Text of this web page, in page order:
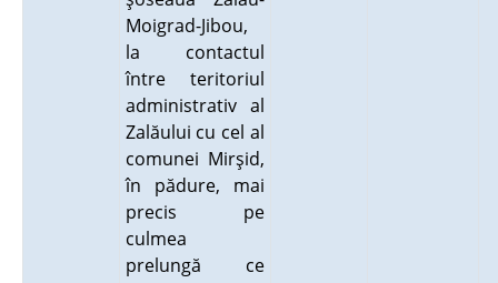
Moigrad-Jibou,
la contactul
între teritoriul
administrativ al
Zalăului cu cel al
comunei Mirşid,
în pădure, mai
precis pe
culmea
prelungă ce